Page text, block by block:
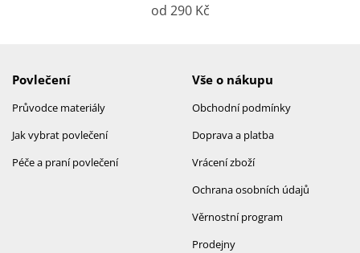
od 290 Kč
Povlečení
Průvodce materiály
Jak vybrat povlečení
Péče a praní povlečení
Vše o nákupu
Obchodní podmínky
Doprava a platba
Vrácení zboží
Ochrana osobních údajů
Věrnostní program
Prodejny